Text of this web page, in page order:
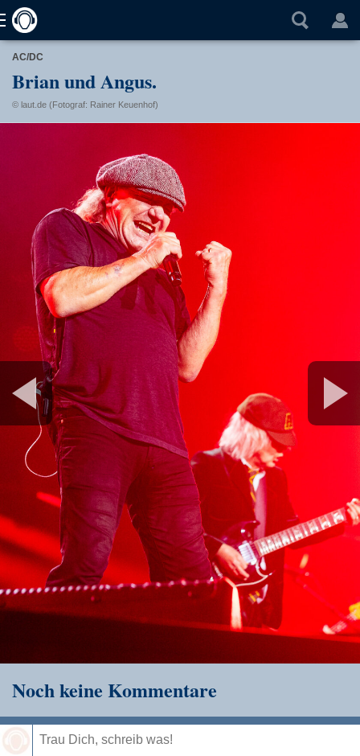
AC/DC
Brian und Angus.
© laut.de (Fotograf: Rainer Keuenhof)
Noch keine Kommentare